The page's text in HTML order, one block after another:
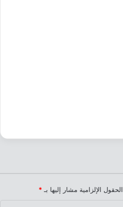
الحقول الإلزامية مشار إليها بـ *